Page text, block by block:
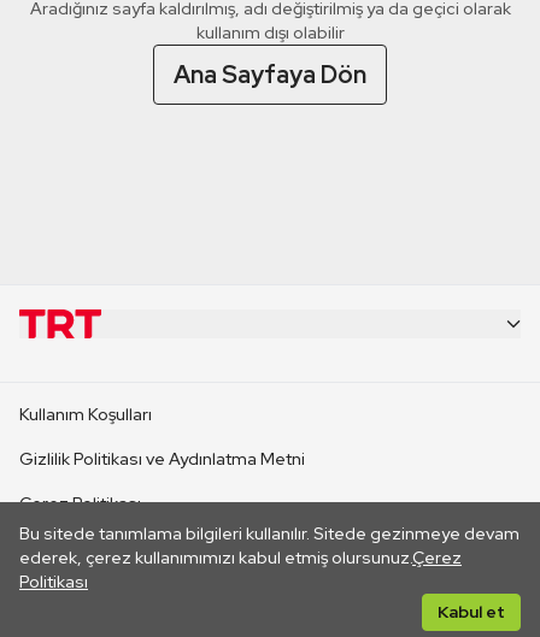
Aradığınız sayfa kaldırılmış, adı değiştirilmiş ya da geçici olarak
kullanım dışı olabilir
Ana Sayfaya Dön
Bu sitede tanımlama bilgileri kullanılır. Sitede gezinmeye devam
ederek, çerez kullanımımızı kabul etmiş olursunuz.Çerez
Politikası
Kabul et
CANLI YAYINLAR
Kullanım Koşulları
Gizlilik Politikası ve Aydınlatma Metni
Çerez Politikası
İletişim
Her hakkı saklıdır. ©2026 TRT. Bağlantı yoluyla gidilen dış